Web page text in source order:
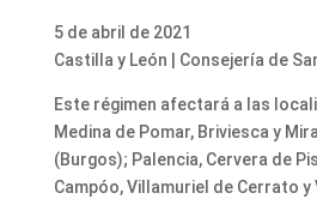
5 de abril de 2021
Castilla y León | Consejería de
Este régimen afectará a las
Medina de Pomar, Briviesca y
(Burgos); Palencia, Cervera de
Campóo, Villamuriel de Cerrato y